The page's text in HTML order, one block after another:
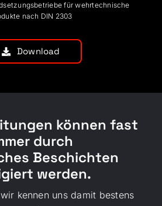
für wehrtechnische
nach DIN 2303
Download
können fast
durch
Beschichten
werden.
kennen uns damit bestens